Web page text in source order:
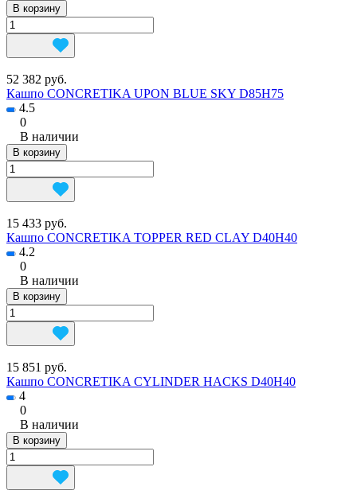
В корзину
52 382 руб.
Кашпо CONCRETIKA UPON BLUE SKY D85H75
4.5
0
В наличии
В корзину
15 433 руб.
Кашпо CONCRETIKA TOPPER RED CLAY D40H40
4.2
0
В наличии
В корзину
15 851 руб.
Кашпо CONCRETIKA CYLINDER HACKS D40H40
4
0
В наличии
В корзину